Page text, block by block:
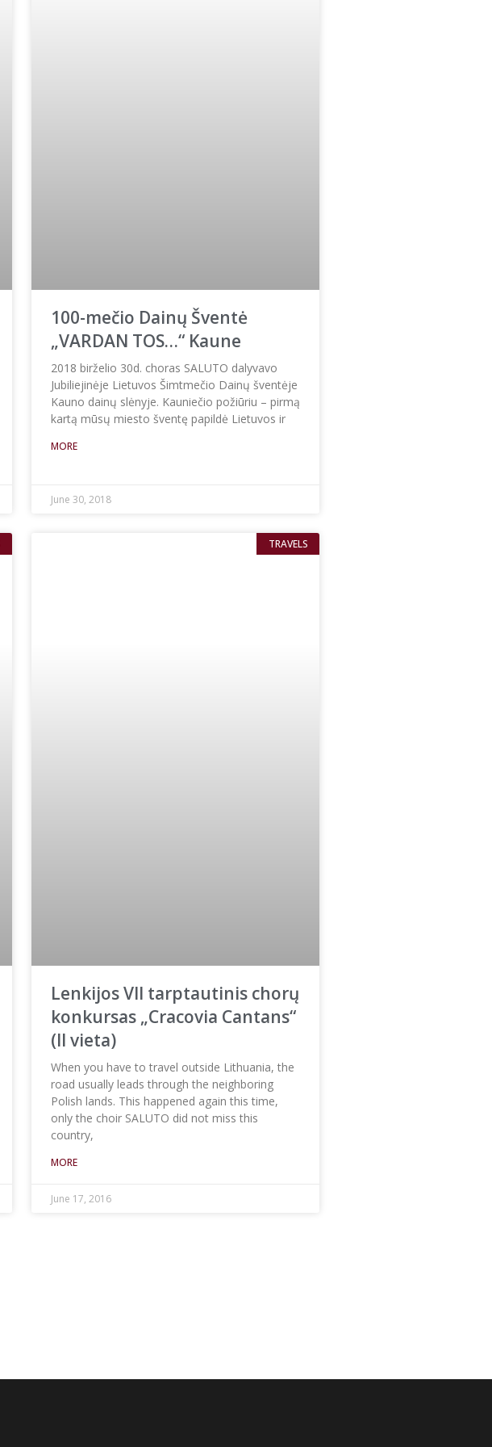
100-mečio Dainų Šventė
„VARDAN TOS…“ Kaune
2018 birželio 30d. choras SALUTO dalyvavo
Jubiliejinėje Lietuvos Šimtmečio Dainų šventėje
Kauno dainų slėnyje. Kauniečio požiūriu – pirmą
kartą mūsų miesto šventę papildė Lietuvos ir
MORE
June 30, 2018
TRAVELS
Lenkijos VII tarptautinis chorų
konkursas „Cracovia Cantans“
(II vieta)​
When you have to travel outside Lithuania, the
road usually leads through the neighboring
Polish lands. This happened again this time,
only the choir SALUTO did not miss this
country,
MORE
June 17, 2016